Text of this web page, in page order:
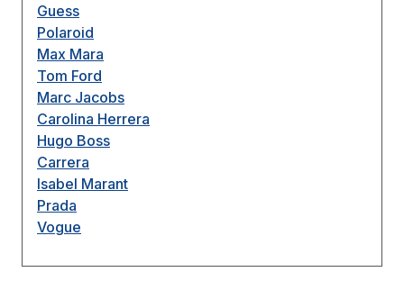
Guess
Polaroid
Max Mara
Tom Ford
Marc Jacobs
Carolina Herrera
Hugo Boss
Carrera
Isabel Marant
Prada
Vogue